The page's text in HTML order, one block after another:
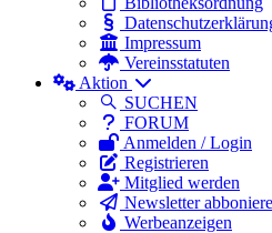
Impressum
Vereinsstatuten
Aktion
SUCHEN
FORUM
Anmelden / Login
Registrieren
Mitglied werden
Newsletter
Werbeanzeigen